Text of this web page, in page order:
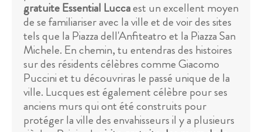
gratuite Essential Luccaest un excellent moyen
de se familiariser avec la ville et de voir des sites
tels que la Piazza dell'Anfiteatro et la Piazza San
Michele. En chemin, tu entendras des histoires
sur des résidents célèbres comme Giacomo
Puccini et tu découvriras le passé unique de la
ville. Lucques est également célèbre pour ses
anciens murs qui ont été construits pour
protéger la ville des envahisseurs il y a plusieurs